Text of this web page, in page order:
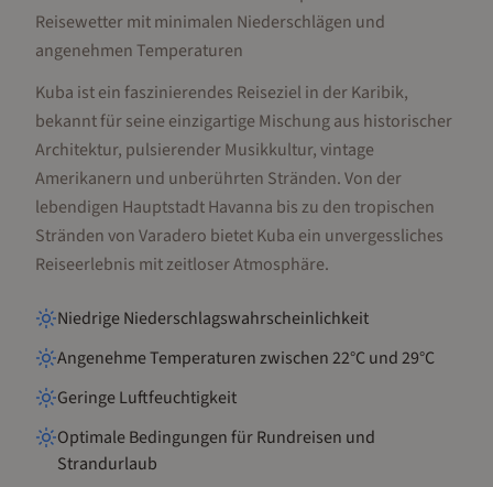
Reisewetter mit minimalen Niederschlägen und
angenehmen Temperaturen
Kuba ist ein faszinierendes Reiseziel in der Karibik,
bekannt für seine einzigartige Mischung aus historischer
Architektur, pulsierender Musikkultur, vintage
Amerikanern und unberührten Stränden. Von der
lebendigen Hauptstadt Havanna bis zu den tropischen
Stränden von Varadero bietet Kuba ein unvergessliches
Reiseerlebnis mit zeitloser Atmosphäre.
Niedrige Niederschlagswahrscheinlichkeit
Angenehme Temperaturen zwischen 22°C und 29°C
Geringe Luftfeuchtigkeit
Optimale Bedingungen für Rundreisen und
Strandurlaub